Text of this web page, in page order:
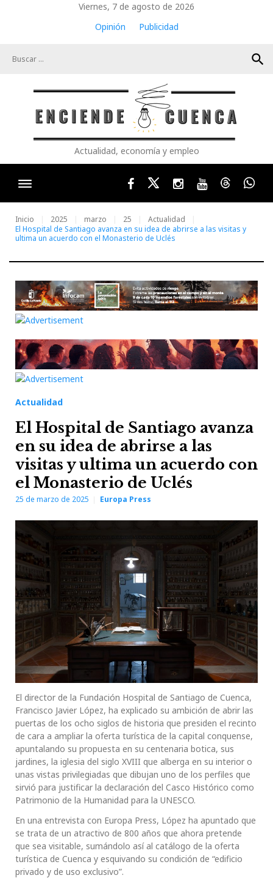
Viernes, 7 de agosto de 2026
Opinión
Publicidad
search
Actualidad, economía y empleo
FacebookTwitterInstagram
YoutubeThreads
Inicio 2025 marzo 25
Actualidad
El Hospital de Santiago avanza en su idea de abrirse a las visitas y
ultima un acuerdo con el Monasterio de Uclés
Actualidad
El Hospital de Santiago avanza
en su idea de abrirse a las
visitas y ultima un acuerdo con
el Monasterio de Uclés
25 de marzo de 2025 Europa Press
El director de la Fundación Hospital de Santiago de Cuenca,
Francisco Javier López, ha explicado su ambición de abrir las
puertas de los ocho siglos de historia que presiden el recinto
de cara a ampliar la oferta turística de la capital conquense,
apuntalando su propuesta en su centenaria botica, sus
jardines, la iglesia del siglo XVIII que alberga en su interior o
unas vistas privilegiadas que dibujan uno de los perfiles que
sirvió para justificar la declaración del Casco Histórico como
Patrimonio de la Humanidad para la UNESCO.
En una entrevista con Europa Press, López ha apuntado que
se trata de un atractivo de 800 años que ahora pretende
que sea visitable, sumándolo así al catálogo de la oferta
turística de Cuenca y esquivando su condición de “edificio
privado y de uso exclusivo”.